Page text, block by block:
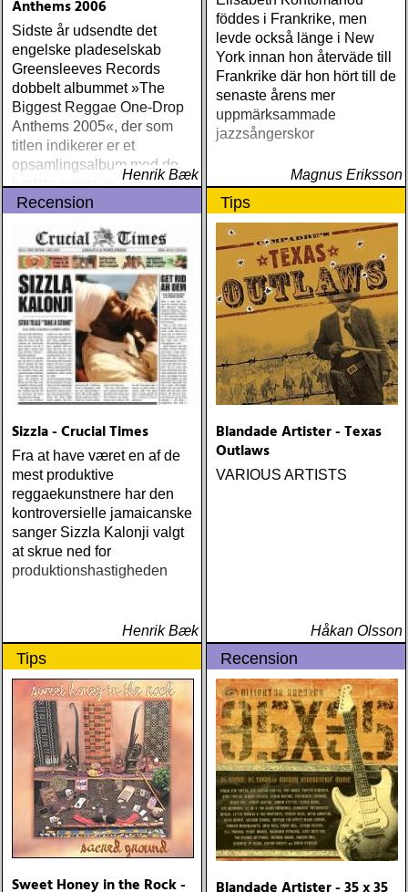
Anthems 2006
Sidste år udsendte det
engelske pladeselskab
Greensleeves Records
dobbelt albummet »The
Biggest Reggae One-Drop
Anthems 2005«, der som
titlen indikerer er et
opsamlingsalbum med de
bedste numre indenfor den
populære reggaestil kaldet
Henrik Bæk
föddes i Frankrike, men
levde också länge i New
York innan hon återväde till
Frankrike där hon hört till de
senaste årens mer
uppmärksammade
jazzsångerskor
Magnus Eriksson
Recension
Sizzla - Crucial Times
Fra at have været en af de
mest produktive
reggaekunstnere har den
kontroversielle jamaicanske
sanger Sizzla Kalonji valgt
at skrue ned for
produktionshastigheden
Henrik Bæk
Tips
Blandade Artister - Texas
Outlaws
VARIOUS ARTISTS
Håkan Olsson
Tips
Sweet Honey in the Rock -
Recension